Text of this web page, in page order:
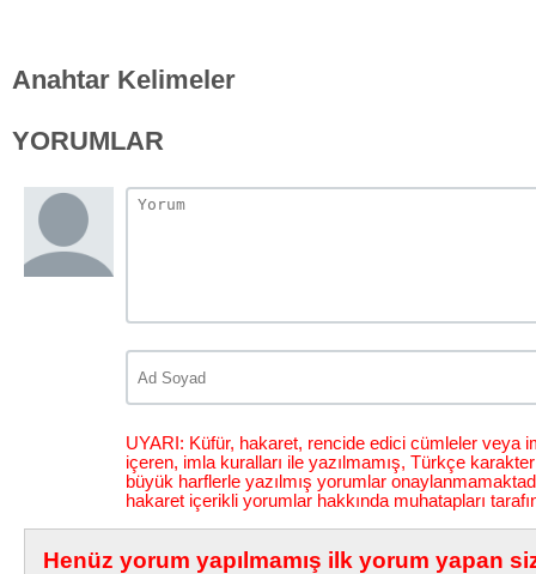
Anahtar Kelimeler
YORUMLAR
UYARI: Küfür, hakaret, rencide edici cümleler veya
içeren, imla kuralları ile yazılmamış, Türkçe
büyük harflerle yazılmış yorumlar
hakaret içerikli yorumlar hakkında muhatapları
Henüz yorum yapılmamış ilk yorum yapan